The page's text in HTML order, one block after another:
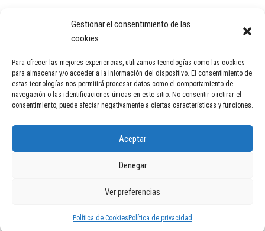
Gestionar el consentimiento de las
cookies
Para ofrecer las mejores experiencias, utilizamos tecnologías como las cookies
para almacenar y/o acceder a la información del dispositivo. El consentimiento de
estas tecnologías nos permitirá procesar datos como el comportamiento de
navegación o las identificaciones únicas en este sitio. No consentir o retirar el
consentimiento, puede afectar negativamente a ciertas características y funciones.
Aceptar
Denegar
Ver preferencias
Política de Cookies Política de privacidad
Aviso Legal Política de privacidad Política de Cookies
Contacto
© 2026 Transportadores industriales en España | Cintas y soluciones